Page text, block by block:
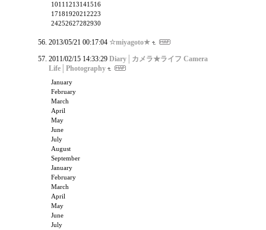
10111213141516
17181920212223
24252627282930
2013/05/21 00:17:04 ☆miyagoto★
2011/02/15 14:33:29 Diary│カメラ★ライフ Camera
Life│Photography
January
February
March
April
May
June
July
August
September
January
February
March
April
May
June
July